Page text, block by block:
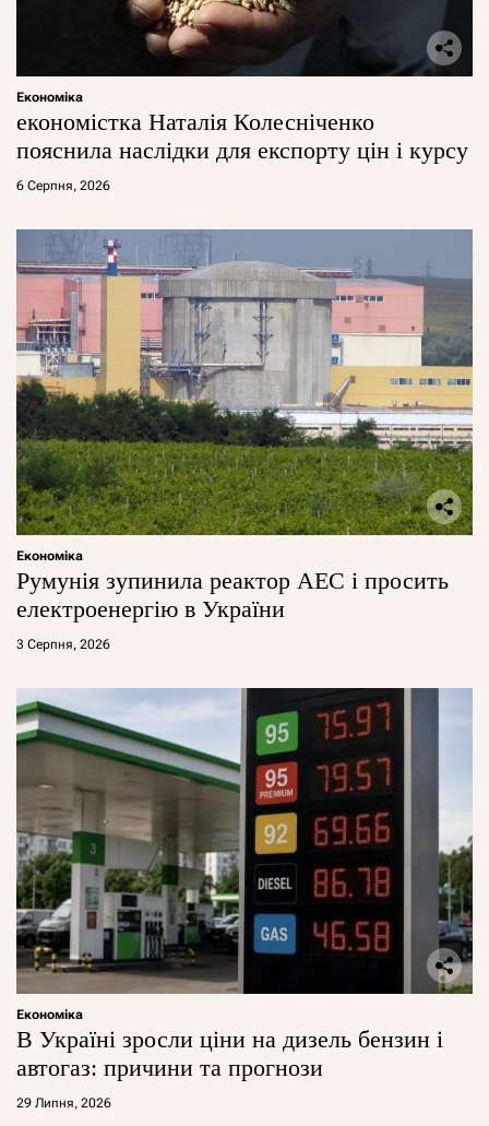
Економіка
економістка Наталія Колесніченко
пояснила наслідки для експорту цін і курсу
6 Серпня, 2026
Економіка
Румунія зупинила реактор АЕС і просить
електроенергію в України
3 Серпня, 2026
Економіка
В Україні зросли ціни на дизель бензин і
автогаз: причини та прогнози
29 Липня, 2026